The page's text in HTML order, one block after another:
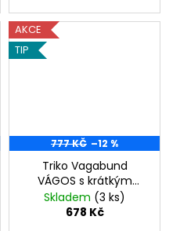
AKCE
TIP
777 KČ –12 %
Triko Vagabund
VÁGOS s krátkým
rukávem unisex šedé
(grey)
Skladem (3 ks)
678 Kč